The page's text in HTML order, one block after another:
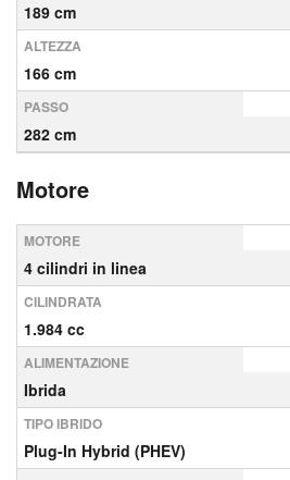
189 cm
ALTEZZA
166 cm
PASSO
282 cm
Motore
MOTORE
4 cilindri in linea
CILINDRATA
1.984 cc
ALIMENTAZIONE
Ibrida
TIPO IBRIDO
Plug-In Hybrid (PHEV)